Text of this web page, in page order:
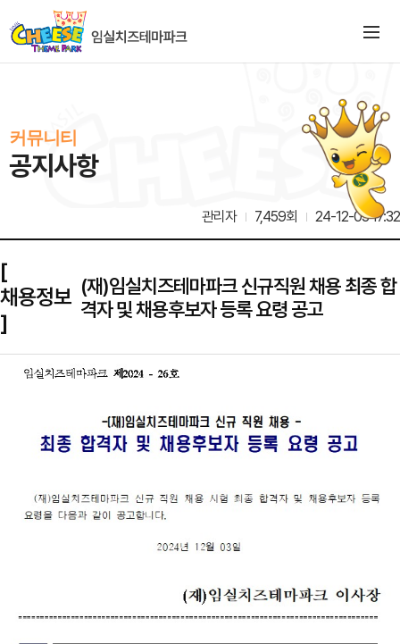
커뮤니티
공지사항
관리자 7,459회 24-12-03 17:32
[
채용정보
]
(재)임실치즈테마파크 신규직원 채용 최종 합
격자 및 채용후보자 등록 요령 공고